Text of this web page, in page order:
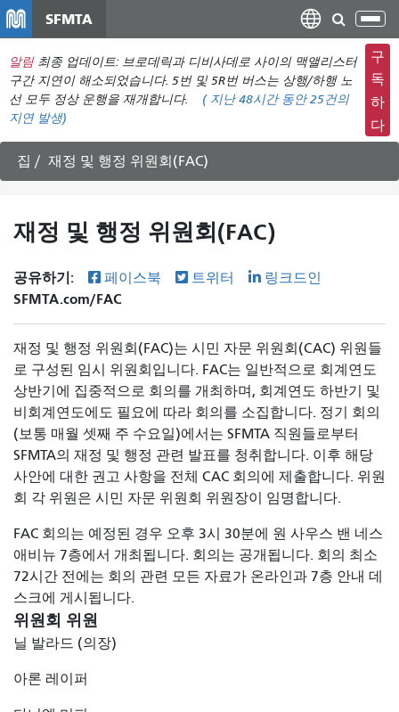
컨
텐
츠
건
너
뛰
SFMTA
탐
색
메
뉴
전
환
알림 최종 업데이트: 브로데릭과 디비사데로 사이의 맥앨리스터
구간 지연이 해소되었습니다. 5번 및 5R번 버스는 상행/하행 노
선 모두 정상 운행을 재개합니다.
( 지난 48시간 동안25건의
지연 발생)
구
독
하
다
집 재정 및 행정 위원회(FAC)
재정 및 행정 위원회(FAC)
공유하기: 페이스북 트위터 링크드인
SFMTA.com/FAC
재정 및 행정 위원회(FAC)는 시민 자문 위원회(CAC) 위원들
로 구성된 임시 위원회입니다. FAC는 일반적으로 회계연도
상반기에 집중적으로 회의를 개최하며, 회계연도 하반기 및
비회계연도에도 필요에 따라 회의를 소집합니다. 정기 회의
(보통 매월 셋째 주 수요일)에서는 SFMTA 직원들로부터
SFMTA의 재정 및 행정 관련 발표를 청취합니다. 이후 해당
사안에 대한 권고 사항을 전체 CAC 회의에 제출합니다. 위원
회 각 위원은 시민 자문 위원회 위원장이 임명합니다.
FAC 회의는 예정된 경우 오후 3시 30분에 원 사우스 밴 네스
애비뉴 7층에서 개최됩니다. 회의는 공개됩니다. 회의 최소
72시간 전에는 회의 관련 모든 자료가 온라인과 7층 안내 데
스크에 게시됩니다.
위원회 위원
닐 발라드 (의장)
아론 레이퍼